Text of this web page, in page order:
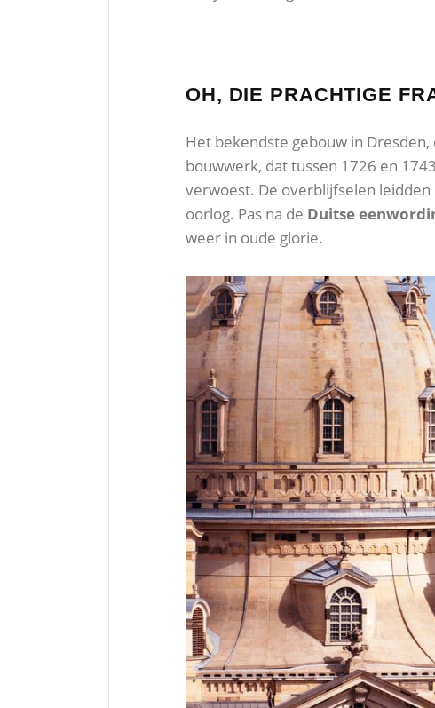
OH, DIE PRACHTIGE
Het bekendste gebouw in Dresden,
bouwwerk, dat tussen 1726 en
verwoest. De overblijfselen leidden
oorlog. Pas na de Duitse
weer in oude glorie.